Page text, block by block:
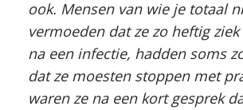
ook. Mensen van wie je totaal
vermoeden dat ze zo heftig
na een infectie, hadden soms
dat ze moesten stoppen met
waren ze na een kort gesprek